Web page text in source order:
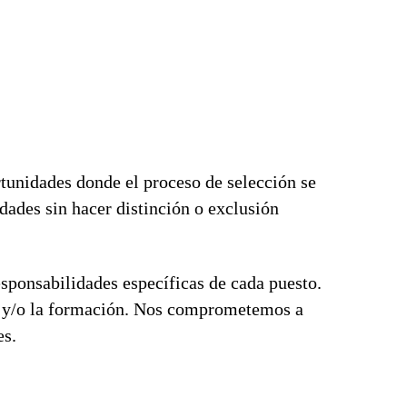
donde el proceso de selección se
sin hacer distinción o exclusión
específicas de cada puesto.
o la formación. Nos comprometemos a